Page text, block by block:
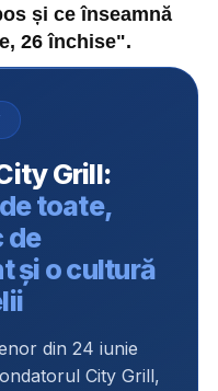
și ce înseamnă
26 închise".
Grill:
toate,
de
și o cultură
din 24 iunie
City Grill,